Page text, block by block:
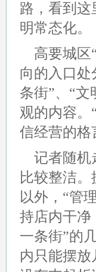
路，看到这
明常态化。
高要城区
向的入口处
条街”、“
观的内容。
信经营的格
记者随机
比较整洁
以外，“管
持店内干净
一条街”的
内只能摆